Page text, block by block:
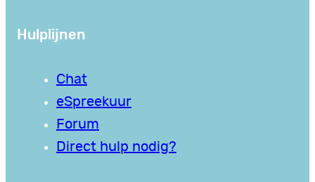
Hulplijnen
Chat
eSpreekuur
Forum
Direct hulp nodig?